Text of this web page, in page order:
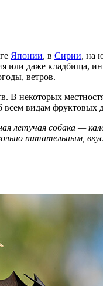
Японии, в Сирии, на
или даже кладбища,
ветров.
В некоторых
видам фруктовых
летучая собака —
питательным,